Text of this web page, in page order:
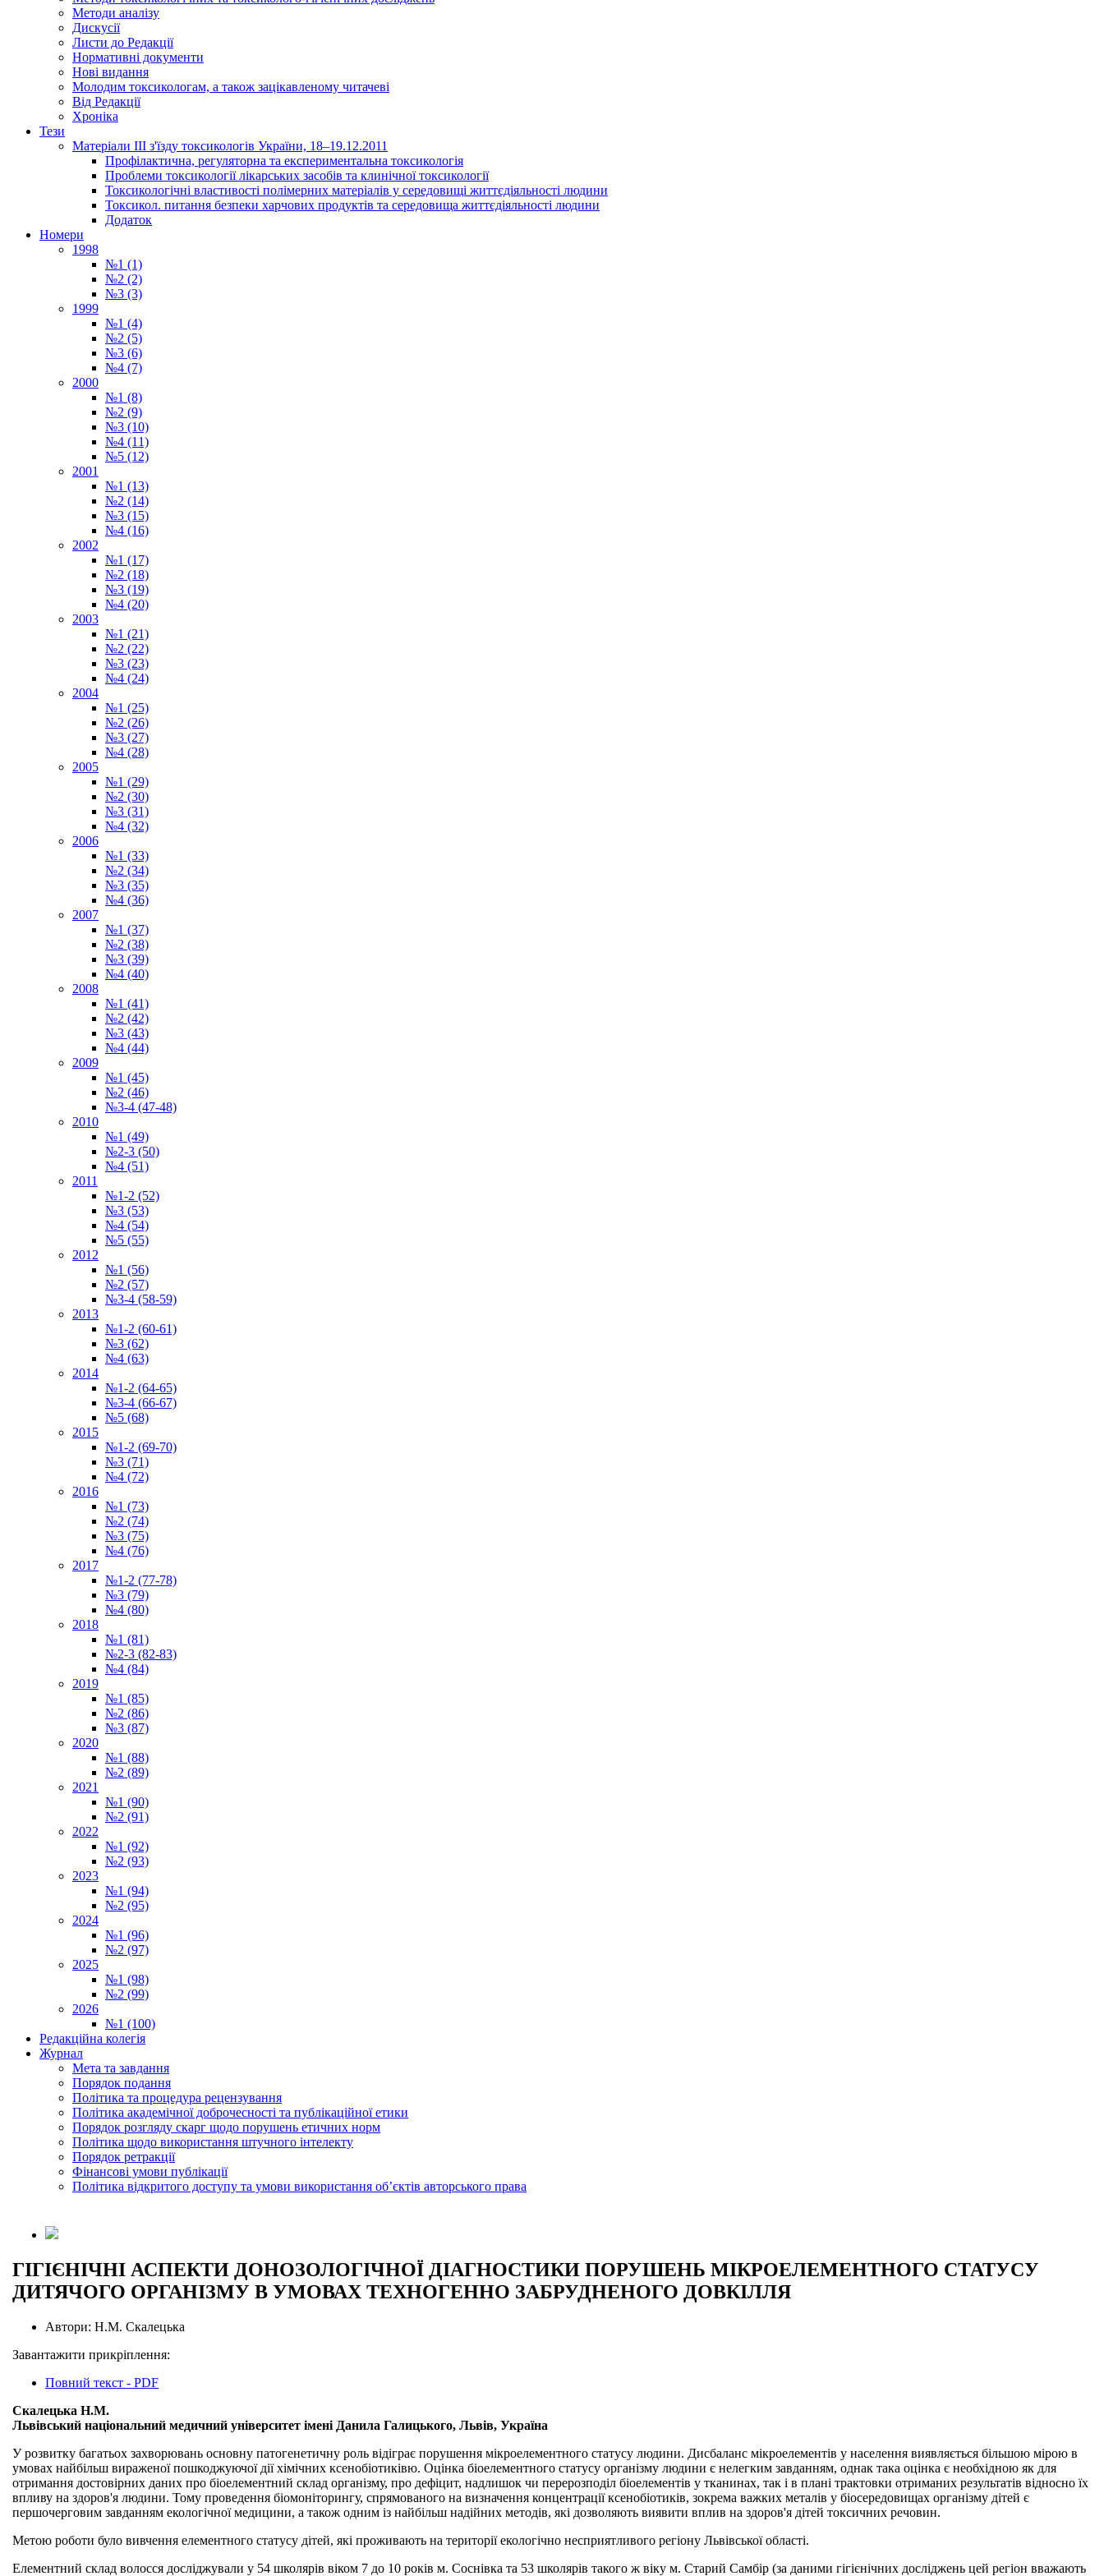
Методи аналізу
Дискусії
Листи до Редакції
Нормативні документи
Нові видання
Молодим токсикологам, а також зацікавленому читачеві
Від Редакції
Хроніка
Тези
Матеріали ІІІ з'їзду токсикологів України, 18–19.12.2011
Профілактична, регуляторна та експериментальна токсикологія
Проблеми токсикології лікарських засобів та клинічної токсикології
Токсикологічні властивості полімерних матеріалів у середовищі життєдіяльності людини
Токсикол. питання безпеки харчових продуктів та середовища життєдіяльності людини
Додаток
Номери
1998
№1 (1)
№2 (2)
№3 (3)
1999
№1 (4)
№2 (5)
№3 (6)
№4 (7)
2000
№1 (8)
№2 (9)
№3 (10)
№4 (11)
№5 (12)
2001
№1 (13)
№2 (14)
№3 (15)
№4 (16)
2002
№1 (17)
№2 (18)
№3 (19)
№4 (20)
2003
№1 (21)
№2 (22)
№3 (23)
№4 (24)
2004
№1 (25)
№2 (26)
№3 (27)
№4 (28)
2005
№1 (29)
№2 (30)
№3 (31)
№4 (32)
2006
№1 (33)
№2 (34)
№3 (35)
№4 (36)
2007
№1 (37)
№2 (38)
№3 (39)
№4 (40)
2008
№1 (41)
№2 (42)
№3 (43)
№4 (44)
2009
№1 (45)
№2 (46)
№3-4 (47-48)
2010
№1 (49)
№2-3 (50)
№4 (51)
2011
№1-2 (52)
№3 (53)
№4 (54)
№5 (55)
2012
№1 (56)
№2 (57)
№3-4 (58-59)
2013
№1-2 (60-61)
№3 (62)
№4 (63)
2014
№1-2 (64-65)
№3-4 (66-67)
№5 (68)
2015
№1-2 (69-70)
№3 (71)
№4 (72)
2016
№1 (73)
№2 (74)
№3 (75)
№4 (76)
2017
№1-2 (77-78)
№3 (79)
№4 (80)
2018
№1 (81)
№2-3 (82-83)
№4 (84)
2019
№1 (85)
№2 (86)
№3 (87)
2020
№1 (88)
№2 (89)
2021
№1 (90)
№2 (91)
2022
№1 (92)
№2 (93)
2023
№1 (94)
№2 (95)
2024
№1 (96)
№2 (97)
2025
№1 (98)
№2 (99)
2026
№1 (100)
Редакційна колегія
Журнал
Мета та завдання
Порядок подання
Політика та процедура рецензування
Політика академічної доброчесності та публікаційної етики
Порядок розгляду скарг щодо порушень етичних норм
Політика щодо використання штучного інтелекту
Порядок ретракції
Фінансові умови публікації
Політика відкритого доступу та умови використання обʼєктів авторського права
ГІГІЄНІЧНІ АСПЕКТИ ДОНОЗОЛОГІЧНОЇ ДІАГНОСТИКИ ПОРУШЕНЬ МІКРОЕЛЕМЕНТНОГО СТАТУСУ
ДИТЯЧОГО ОРГАНІЗМУ В УМОВАХ ТЕХНОГЕННО ЗАБРУДНЕНОГО ДОВКІЛЛЯ
Автори: Н.М. Скалецька
Завантажити прикріплення:
Повний текст - PDF
Скалецька Н.М.
Львівський національний медичний університет імені Данила Галицького, Львів, Україна
У розвитку багатьох захворювань основну патогенетичну роль відіграє порушення мікроелементного статусу людини. Дисбаланс мікроелементів у населення виявляється більшою мірою в
умовах найбільш вираженої пошкоджуючої дії хімічних ксенобіотиківю. Оцінка біоелементного статусу організму людини є нелегким завданням, однак така оцінка є необхідною як для
отримання достовірних даних про біоелементний склад організму, про дефіцит, надлишок чи перерозподіл біоелементів у тканинах, так і в плані трактовки отриманих результатів відносно їх
впливу на здоров'я людини. Тому проведення біомоніторингу, спрямованого на визначення концентрації ксенобіотиків, зокрема важких металів у біосередовищах організму дітей є
першочерговим завданням екологічної медицини, а також одним із найбільш надійних методів, які дозволяють виявити вплив на здоров'я дітей токсичних речовин.
Метою роботи було вивчення елементного статусу дітей, які проживають на території екологічно несприятливого регіону Львівської області.
Елементний склад волосся досліджували у 54 школярів віком 7 до 10 років м. Соснівка та 53 школярів такого ж віку м. Старий Самбір (за даними гігієнічних досліджень цей регіон вважають